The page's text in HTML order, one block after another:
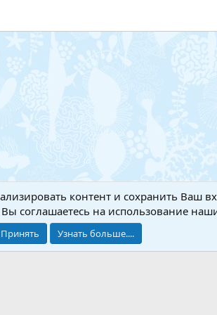
Обратная связь Условия и
Add-ons by TeslaCloud ☁️
Перевод от Jumuro
Xenforo Theme © by ©XenTR
контент и сохранить Ваш
Вы соглашаетесь на использование
Принять Узнать больше....